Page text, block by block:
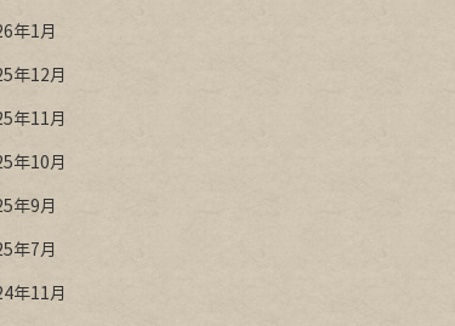
年1月
年12月
年11月
年10月
年9月
年7月
年11月